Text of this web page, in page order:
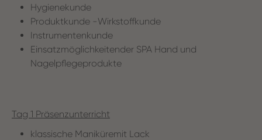
Hygienekunde
Produktkunde -Wirkstoffkunde
Instrumentenkunde
Einsatzmöglichkeitender SPA Hand und
Nagelpflegeprodukte
Tag 1 Präsenzunterricht
klassische Maniküremit Lack